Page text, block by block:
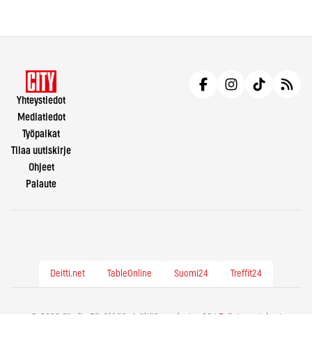
Yhteystiedot
Mediatiedot
Työpaikat
Tilaa uutiskirje
Ohjeet
Palaute
Deitti.net TableOnline Suomi24 Treffit24